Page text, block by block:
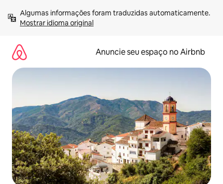
para
Mostrar idioma original
Anuncie seu espaço no Airbnb